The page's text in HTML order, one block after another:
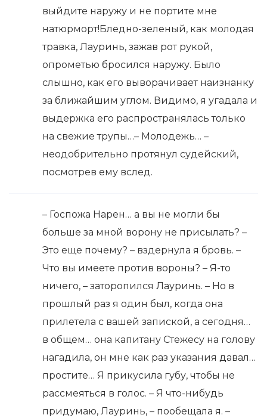
выйдите наружу и не портите мне
натюрморт!Бледно-зеленый, как молодая
травка, Лауринь, зажав рот рукой,
опрометью бросился наружу. Было
слышно, как его выворачивает наизнанку
за ближайшим углом. Видимо, я угадала и
выдержка его распространялась только
на свежие трупы…– Молодежь… –
неодобрительно протянул судейский,
посмотрев ему вслед.
– Госпожа Нарен… а вы не могли бы
больше за мной ворону не присылать? –
Это еще почему? – вздернула я бровь. –
Что вы имеете против вороны? – Я-то
ничего, – заторопился Лауринь. – Но в
прошлый раз я один был, когда она
прилетела с вашей запиской, а сегодня…
в общем… она капитану Стежесу на голову
нагадила, он мне как раз указания давал…
простите… Я прикусила губу, чтобы не
рассмеяться в голос. – Я что-нибудь
придумаю, Лауринь, – пообещала я. –